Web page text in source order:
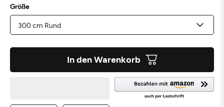
Größe
In den Warenkorb